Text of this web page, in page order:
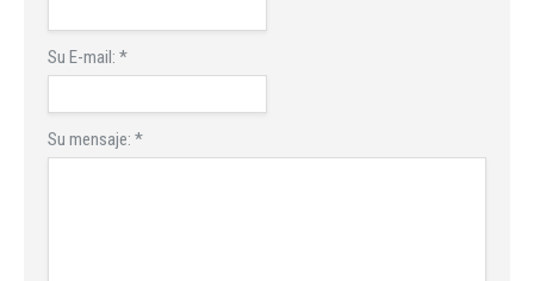
Su E-mail: *
Su mensaje: *